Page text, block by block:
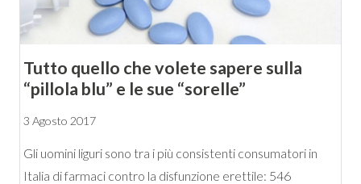
Tutto quello che volete sapere sulla
“pillola blu” e le sue “sorelle”
3 Agosto 2017
Gli uomini liguri sono tra i più consistenti consumatori in
Italia di farmaci contro la disfunzione erettile: 546